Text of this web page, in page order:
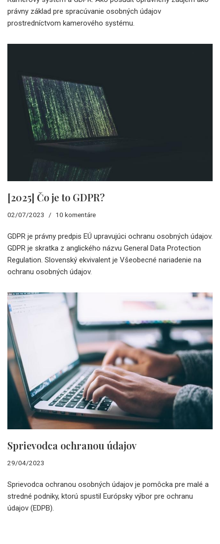
právny základ pre spracúvanie osobných údajov
prostredníctvom kamerového systému.
[2025] Čo je to GDPR?
02/07/2023 10 komentáre
GDPR je právny predpis EÚ upravujúci ochranu osobných údajov.
GDPR je skratka z anglického názvu General Data Protection
Regulation. Slovenský ekvivalent je Všeobecné nariadenie na
ochranu osobných údajov.
Sprievodca ochranou údajov
29/04/2023
Sprievodca ochranou osobných údajov je pomôcka pre malé a
stredné podniky, ktorú spustil Európsky výbor pre ochranu
údajov (EDPB).